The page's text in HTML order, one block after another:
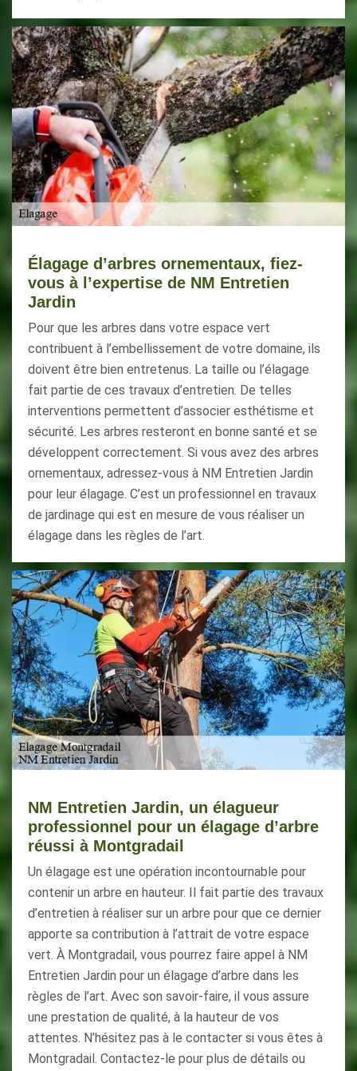
Élagage d’arbres ornementaux, fiez-
vous à l’expertise de NM Entretien
Jardin
Pour que les arbres dans votre espace vert
contribuent à l’embellissement de votre domaine, ils
doivent être bien entretenus. La taille ou l’élagage
fait partie de ces travaux d’entretien. De telles
interventions permettent d’associer esthétisme et
sécurité. Les arbres resteront en bonne santé et se
développent correctement. Si vous avez des arbres
ornementaux, adressez-vous à NM Entretien Jardin
pour leur élagage. C’est un professionnel en travaux
de jardinage qui est en mesure de vous réaliser un
élagage dans les règles de l’art.
NM Entretien Jardin, un élagueur
professionnel pour un élagage d’arbre
réussi à Montgradail
Un élagage est une opération incontournable pour
contenir un arbre en hauteur. Il fait partie des travaux
d’entretien à réaliser sur un arbre pour que ce dernier
apporte sa contribution à l’attrait de votre espace
vert. À Montgradail, vous pourrez faire appel à NM
Entretien Jardin pour un élagage d’arbre dans les
règles de l’art. Avec son savoir-faire, il vous assure
une prestation de qualité, à la hauteur de vos
attentes. N’hésitez pas à le contacter si vous êtes à
Montgradail. Contactez-le pour plus de détails ou